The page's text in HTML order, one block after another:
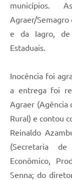
municípios.
Agraer/Semagro
e da Iagro, de
Estaduais.
Inocência foi
a entrega foi
Agraer (Agência
Rural) e contou
Reinaldo
(Secretaria
Econômico,
Senna; do